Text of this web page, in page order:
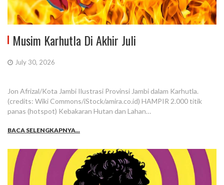
Musim Karhutla Di Akhir Juli
July 30, 2026
Jon Afrizal/Kota Jambi Ilustrasi Provinsi Jambi dalam Karhutla.
(credits: Wiki Commons/iStock/amira.co.id) HAMPIR 2.000 titik
panas (hotspot) Kebakaran Hutan dan Lahan…
BACA SELENGKAPNYA...